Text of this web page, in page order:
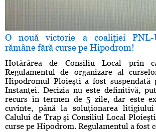
O nouă victorie a coaliţiei PNL-
rămâne fără curse pe Hipodrom!
Hotărârea de Consiliu Local prin
Regulamentul de organizare al
Hipodromul Ploieşti a fost suspendată
Instanţei. Decizia nu este definitivă,
recurs în termen de 5 zile, dar este
cuvinte, până la soluţionarea
Calului de Trap şi Consiliul Local
curse pe Hipodrom. Regulamentul a fost